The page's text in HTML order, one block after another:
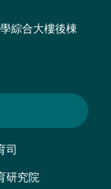
綜合大樓後棟
司
研究院